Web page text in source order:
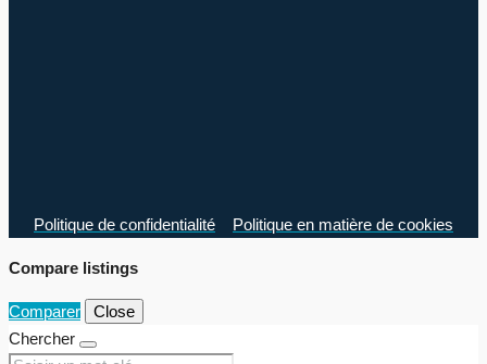
Politique de confidentialité Politique en matière de cookies
Compare listings
Comparer
Close
Chercher